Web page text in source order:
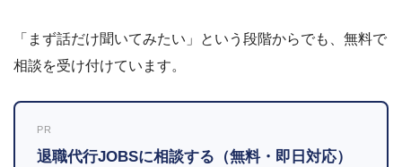
「まず話だけ聞いてみたい」という段階からでも、無料で
相談を受け付けています。
PR
退職代行JOBSに相談する（無料・即日対応）